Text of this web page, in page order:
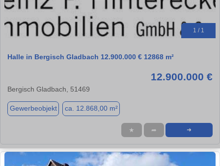
1 / 1
Halle in Bergisch Gladbach 12.900.000 € 12868 m²
12.900.000 €
Bergisch Gladbach, 51469
Gewerbeobjekt ca. 12.868,00 m²
★ ➦ ➜